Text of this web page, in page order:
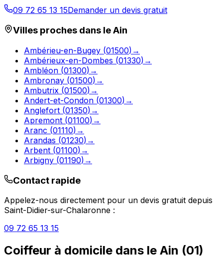
09 72 65 13 15Demander un devis gratuit
Villes proches dans leAin
Ambérieu-en-Bugey (01500) →
Ambérieux-en-Dombes (01330) →
Ambléon (01300) →
Ambronay (01500) →
Ambutrix (01500) →
Andert-et-Condon (01300) →
Anglefort (01350) →
Apremont (01100) →
Aranc (01110) →
Arandas (01230) →
Arbent (01100) →
Arbigny (01190) →
Contact rapide
Appelez-nous directement pour un devis gratuit depuis
Saint-Didier-sur-Chalaronne :
09 72 65 13 15
Coiffeur à domicile dans le Ain (01)